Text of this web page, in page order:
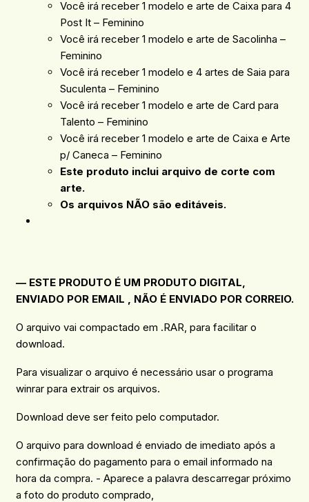
Você irá receber 1 modelo e arte de Caixa para 4
Post It – Feminino
Você irá receber 1 modelo e arte de Sacolinha –
Feminino
Você irá receber 1 modelo e 4 artes de Saia para
Suculenta – Feminino
Você irá receber 1 modelo e arte de Card para
Talento – Feminino
Você irá receber 1 modelo e arte de Caixa e Arte
p/ Caneca – Feminino
Este produto inclui arquivo de corte com
arte.
Os arquivos NÃO são editáveis.
— ESTE PRODUTO É UM PRODUTO DIGITAL,
ENVIADO POR EMAIL , NÃO É ENVIADO POR CORREIO.
O arquivo vai compactado em .RAR, para facilitar o
download.
Para visualizar o arquivo é necessário usar o programa
winrar para extrair os arquivos.
Download deve ser feito pelo computador.
O arquivo para download é enviado de imediato após a
confirmação do pagamento para o email informado na
hora da compra. - Aparece a palavra descarregar próximo
a foto do produto comprado,